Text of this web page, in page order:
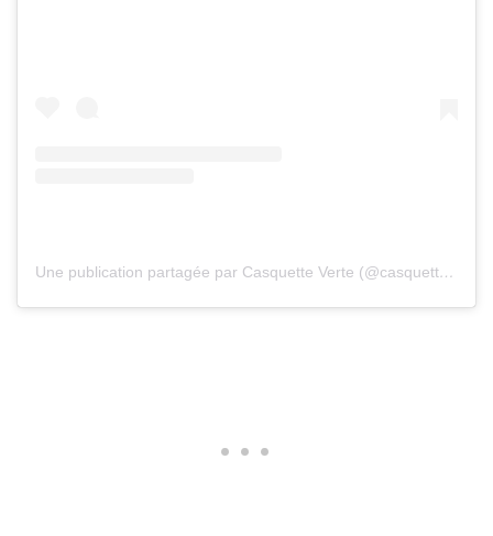
Une publication partagée par Casquette Verte (@casquetteverte)